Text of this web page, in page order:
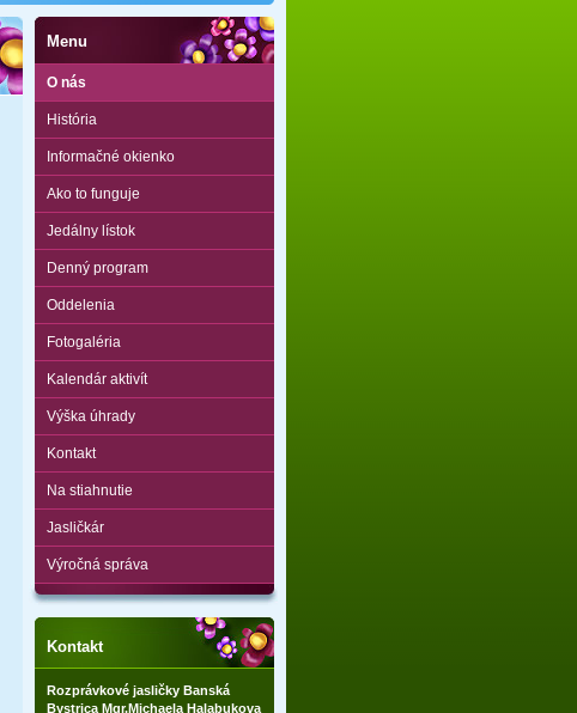
Menu
O nás
História
Informačné okienko
Ako to funguje
Jedálny lístok
Denný program
Oddelenia
Fotogaléria
Kalendár aktivít
Výška úhrady
Kontakt
Na stiahnutie
Jasličkár
Výročná správa
Kontakt
Rozprávkové jasličky Banská
Bystrica Mgr.Michaela Halabukova